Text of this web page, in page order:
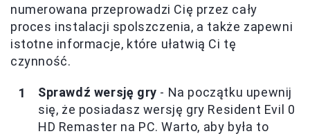
numerowana przeprowadzi Cię przez cały
proces instalacji spolszczenia, a także zapewni
istotne informacje, które ułatwią Ci tę
czynność.
Sprawdź wersję gry - Na początku upewnij
się, że posiadasz wersję gry Resident Evil 0
HD Remaster na PC. Warto, aby była to